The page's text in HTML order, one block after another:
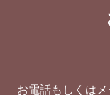
お電話もしくは